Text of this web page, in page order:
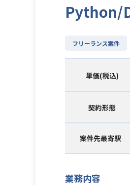
Python/
フリーランス案件
単価(税込)
契約形態
案件先最寄駅
業務内容